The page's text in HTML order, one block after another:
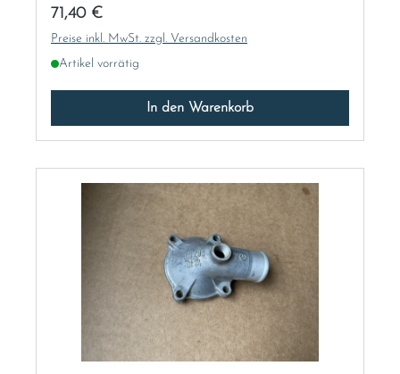
BIS FGST. 111.021 049448 MIT AUSNAHMEN -
BIS FGST. 111.023 049722 MIT AUSNAHMEN
Regulärer Preis:
71,40 €
Preise inkl. MwSt. zzgl. Versandkosten
Artikel vorrätig
In den Warenkorb